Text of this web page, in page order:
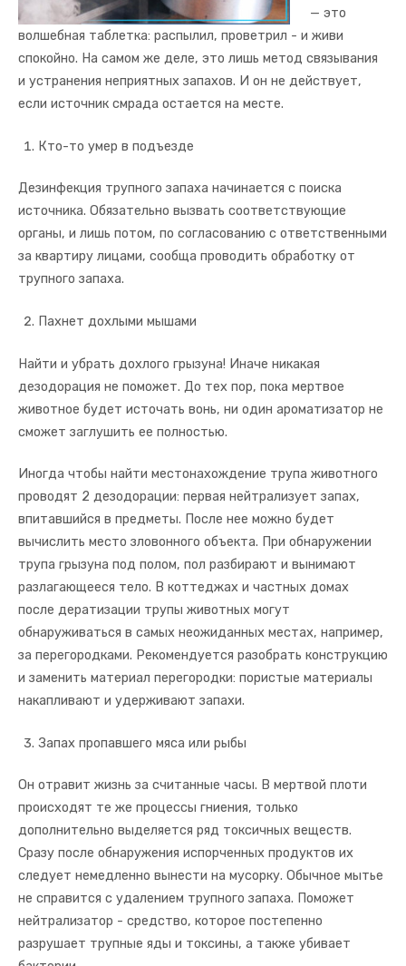
— это
волшебная таблетка: распылил, проветрил - и живи
спокойно. На самом же деле, это лишь метод связывания
и устранения неприятных запахов. И он не действует,
если источник смрада остается на месте.
Кто-то умер в подъезде
Дезинфекция трупного запаха начинается с поиска
источника. Обязательно вызвать соответствующие
органы, и лишь потом, по согласованию с ответственными
за квартиру лицами, сообща проводить обработку от
трупного запаха.
Пахнет дохлыми мышами
Найти и убрать дохлого грызуна! Иначе никакая
дезодорация не поможет. До тех пор, пока мертвое
животное будет источать вонь, ни один ароматизатор не
сможет заглушить ее полностью.
Иногда чтобы найти местонахождение трупа животного
проводят 2 дезодорации: первая нейтрализует запах,
впитавшийся в предметы. После нее можно будет
вычислить место зловонного объекта. При обнаружении
трупа грызуна под полом, пол разбирают и вынимают
разлагающееся тело. В коттеджах и частных домах
после дератизации трупы животных могут
обнаруживаться в самых неожиданных местах, например,
за перегородками. Рекомендуется разобрать конструкцию
и заменить материал перегородки: пористые материалы
накапливают и удерживают запахи.
Запах пропавшего мяса или рыбы
Он отравит жизнь за считанные часы. В мертвой плоти
происходят те же процессы гниения, только
дополнительно выделяется ряд токсичных веществ.
Сразу после обнаружения испорченных продуктов их
следует немедленно вынести на мусорку. Обычное мытье
не справится с удалением трупного запаха. Поможет
нейтрализатор - средство, которое постепенно
разрушает трупные яды и токсины, а также убивает